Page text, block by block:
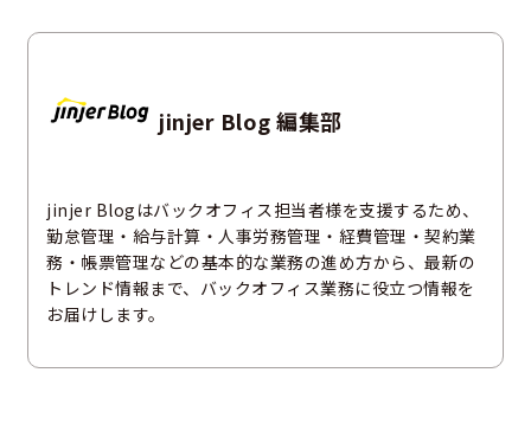
jinjer Blog 編集部
jinjer Blogはバックオフィス担当者様を支援するため、
勤怠管理・給与計算・人事労務管理・経費管理・契約業
務・帳票管理などの基本的な業務の進め方から、最新の
トレンド情報まで、バックオフィス業務に役立つ情報を
お届けします。